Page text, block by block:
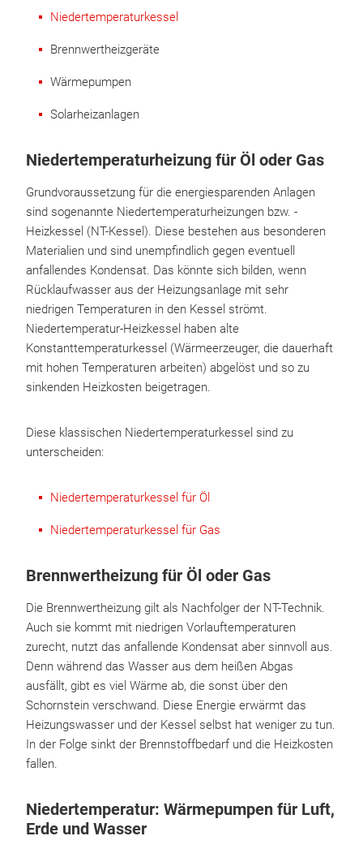
Niedertemperaturkessel
Brennwertheizgeräte
Wärmepumpen
Solarheizanlagen
Niedertemperaturheizung für Öl oder Gas
Grundvoraussetzung für die energiesparenden Anlagen
sind sogenannte Niedertemperaturheizungen bzw. -
Heizkessel (NT-Kessel). Diese bestehen aus besonderen
Materialien und sind unempfindlich gegen eventuell
anfallendes Kondensat. Das könnte sich bilden, wenn
Rücklaufwasser aus der Heizungsanlage mit sehr
niedrigen Temperaturen in den Kessel strömt.
Niedertemperatur-Heizkessel haben alte
Konstanttemperaturkessel (Wärmeerzeuger, die dauerhaft
mit hohen Temperaturen arbeiten) abgelöst und so zu
sinkenden Heizkosten beigetragen.
Diese klassischen Niedertemperaturkessel sind zu
unterscheiden:
Niedertemperaturkessel für Öl
Niedertemperaturkessel für Gas
Brennwertheizung für Öl oder Gas
Die Brennwertheizung gilt als Nachfolger der NT-Technik.
Auch sie kommt mit niedrigen Vorlauftemperaturen
zurecht, nutzt das anfallende Kondensat aber sinnvoll aus.
Denn während das Wasser aus dem heißen Abgas
ausfällt, gibt es viel Wärme ab, die sonst über den
Schornstein verschwand. Diese Energie erwärmt das
Heizungswasser und der Kessel selbst hat weniger zu tun.
In der Folge sinkt der Brennstoffbedarf und die Heizkosten
fallen.
Niedertemperatur: Wärmepumpen für Luft,
Erde und Wasser